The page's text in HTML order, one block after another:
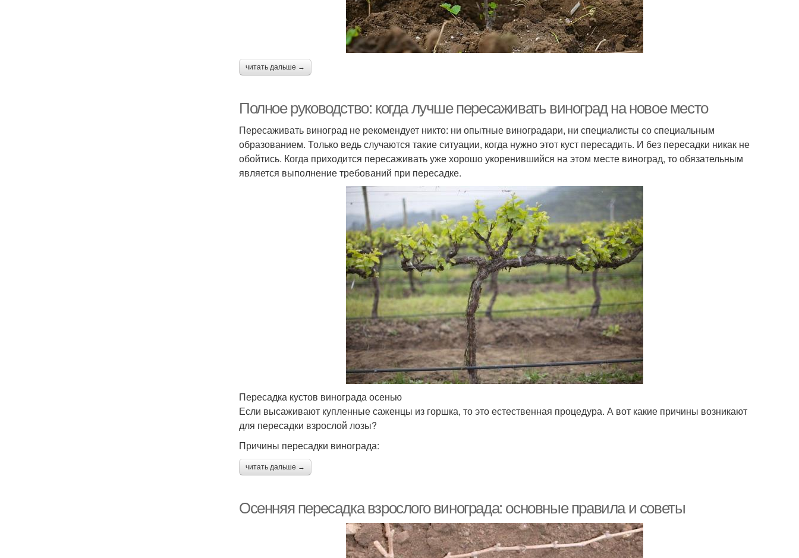
читать дальше →
Полное руководство: когда лучше пересаживать виноград на новое место
Пересаживать виноград не рекомендует никто: ни опытные виноградари, ни специалисты со специальным
образованием. Только ведь случаются такие ситуации, когда нужно этот куст пересадить. И без пересадки никак не
обойтись. Когда приходится пересаживать уже хорошо укоренившийся на этом месте виноград, то обязательным
является выполнение требований при пересадке.
Пересадка кустов винограда осенью
Если высаживают купленные саженцы из горшка, то это естественная процедура. А вот какие причины возникают
для пересадки взрослой лозы?
Причины пересадки винограда:
читать дальше →
Осенняя пересадка взрослого винограда: основные правила и советы